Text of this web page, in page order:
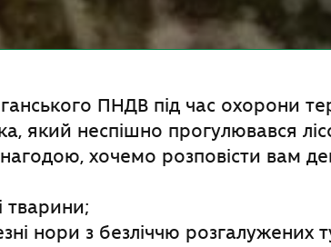
ПНДВ під час охорони
який неспішно прогулювався
хочемо розповісти вам
тварини;
нори з безліччю розгалужених